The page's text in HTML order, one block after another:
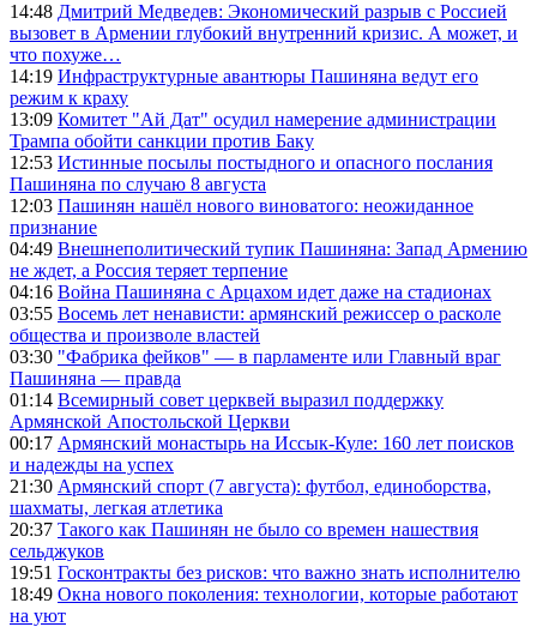
14:48 Дмитрий Медведев: Экономический разрыв с Россией
вызовет в Армении глубокий внутренний кризис. А может, и
что похуже…
14:19 Инфраструктурные авантюры Пашиняна ведут его
режим к краху
13:09 Комитет "Ай Дат" осудил намерение администрации
Трампа обойти санкции против Баку
12:53 Истинные посылы постыдного и опасного послания
Пашиняна по случаю 8 августа
12:03 Пашинян нашёл нового виноватого: неожиданное
признание
04:49 Внешнеполитический тупик Пашиняна: Запад Армению
не ждет, а Россия теряет терпение
04:16 Война Пашиняна с Арцахом идет даже на стадионах
03:55 Восемь лет ненависти: армянский режиссер о расколе
общества и произволе властей
03:30 "Фабрика фейков" — в парламенте или Главный враг
Пашиняна — правда
01:14 Всемирный совет церквей выразил поддержку
Армянской Апостольской Церкви
00:17 Армянский монастырь на Иссык-Куле: 160 лет поисков
и надежды на успех
21:30 Армянский спорт (7 августа): футбол, единоборства,
шахматы, легкая атлетика
20:37 Такого как Пашинян не было со времен нашествия
сельджуков
19:51 Госконтракты без рисков: что важно знать исполнителю
18:49 Окна нового поколения: технологии, которые работают
на уют